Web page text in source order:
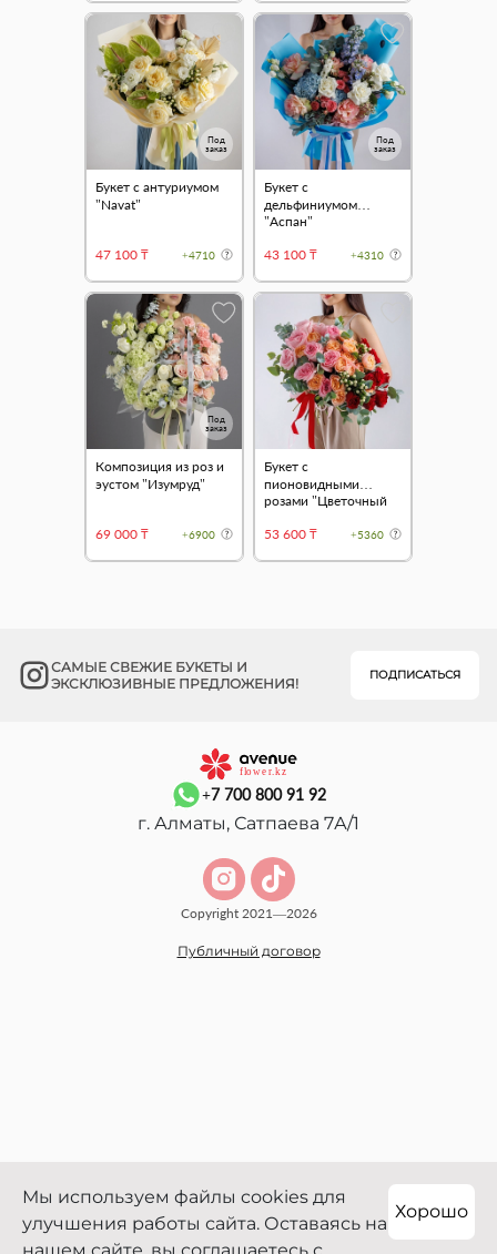
Под
заказ
Букет с антуриумом
"Navat"
47 100 ₸ +4710
Под
заказ
Букет с
дельфиниумом
"Аспан"
43 100 ₸
+4310
Под
заказ
Композиция из роз и
эустом "Изумруд"
69 000 ₸ +6900
Букет с
пионовидными
розами "Цветочный
53 600 ₸
+5360
САМЫЕ СВЕЖИЕ БУКЕТЫ И
ЭКСКЛЮЗИВНЫЕ ПРЕДЛОЖЕНИЯ!
ПОДПИСАТЬСЯ
+7 700 800 91 92
г. Алматы, Сатпаева 7А/1
Copyright 2021—2026
Публичный договор
Мы используем файлы cookies для
улучшения работы сайта. Оставаясь на
Хорошо